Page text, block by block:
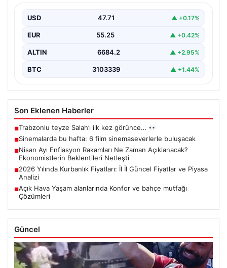
USD 47.71 ▲ +0.17%
EUR 55.25 ▲ +0.42%
ALTIN 6684.2 ▲ +2.95%
BTC 3103339 ▲ +1.44%
Son Eklenen Haberler
■Trabzonlu teyze Salah’ı ilk kez görünce…
■Sinemalarda bu hafta: 6 film sinemaseverlerle buluşacak
■Nisan Ayı Enflasyon Rakamları Ne Zaman Açıklanacak?
Ekonomistlerin Beklentileri Netleşti
■2026 Yılında Kurbanlık Fiyatları: İl İl Güncel Fiyatlar ve Piyasa
Analizi
■Açık Hava Yaşam alanlarında Konfor ve bahçe mutfağı
Çözümleri
Güncel